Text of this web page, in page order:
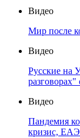
Видео
Мир после
Видео
Русские на
Видео
Пандемия
кризис,